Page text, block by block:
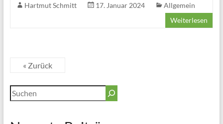
Hartmut Schmitt 17. Januar 2024
Allgemein
Weiterlesen
« Zurück
Suchen